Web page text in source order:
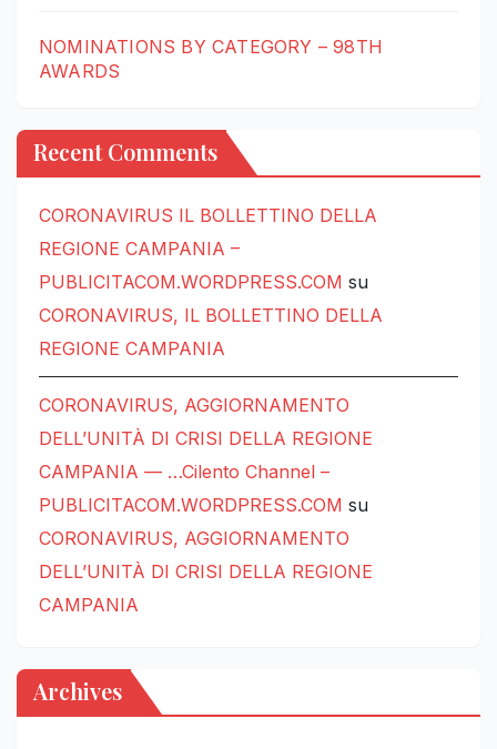
NOMINATIONS BY CATEGORY – 98TH
AWARDS
Recent Comments
CORONAVIRUS IL BOLLETTINO DELLA
REGIONE CAMPANIA –
PUBLICITACOM.WORDPRESS.COM su
CORONAVIRUS, IL BOLLETTINO DELLA
REGIONE CAMPANIA
CORONAVIRUS, AGGIORNAMENTO
DELL’UNITÀ DI CRISI DELLA REGIONE
CAMPANIA — …Cilento Channel –
PUBLICITACOM.WORDPRESS.COM su
CORONAVIRUS, AGGIORNAMENTO
DELL’UNITÀ DI CRISI DELLA REGIONE
CAMPANIA
Archives